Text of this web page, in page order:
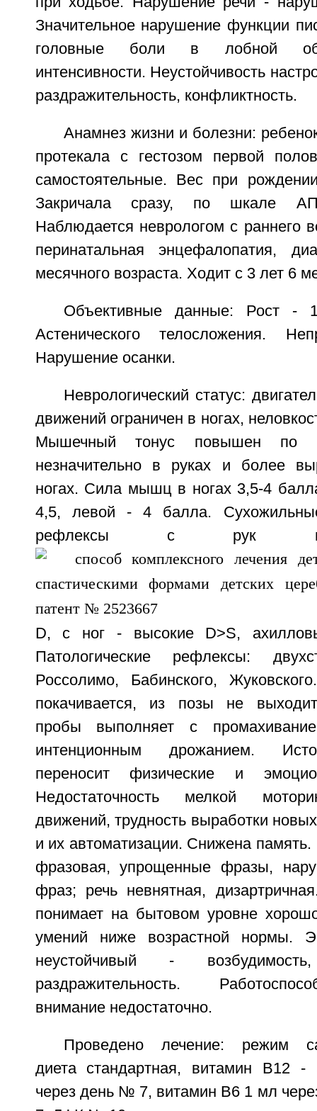
Значительное нарушение функции
головные боли в лобной
интенсивности. Неустойчивость
раздражительность, конфликтность.
Анамнез жизни и болезни:
протекала с гестозом первой
самостоятельные. Вес при
Закричала сразу, по шкале
Наблюдается неврологом с раннего
перинатальная энцефалопатия,
месячного возраста. Ходит с 3 лет 6
Объективные данные: Рост -
Астенического телосложения.
Нарушение осанки.
Неврологический статус:
движений ограничен в ногах,
Мышечный тонус повышен по
незначительно в руках и более
ногах. Сила мышц в ногах 3,5-4
4,5, левой - 4 балла.
рефлексы с рук
D, с ног - высокие D>S,
Патологические рефлексы:
Россолимо, Бабинского,
покачивается, из позы не
пробы выполняет с
интенционным дрожанием.
переносит физические и
Недостаточность мелкой
движений, трудность выработки
и их автоматизации. Снижена
фразовая, упрощенные фразы,
фраз; речь невнятная,
понимает на бытовом уровне
умений ниже возрастной нормы.
неустойчивый - возбудимость,
раздражительность.
внимание недостаточно.
Проведено лечение: режим
диета стандартная, витамин B12
через день № 7, витамин B6 1 мл